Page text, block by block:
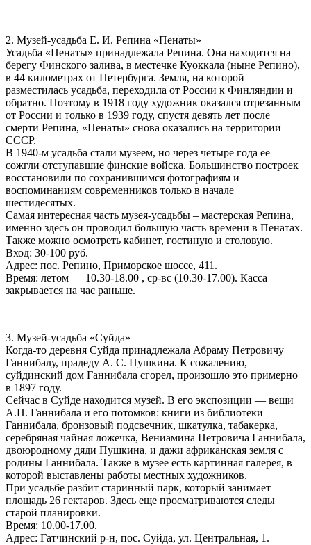
2. Музей-усадьба Е. И. Репина «Пенаты»
Усадьба «Пенаты» принадлежала Репина. Она находится на
берегу Финского залива, в местечке Куоккала (ныне Репино),
в 44 километрах от Петербурга. Земля, на которой
разместилась усадьба, переходила от России к Финляндии и
обратно. Поэтому в 1918 году художник оказался отрезанным
от России и только в 1939 году, спустя девять лет после
смерти Репина, «Пенаты» снова оказались на территории
СССР.
В 1940-м усадьба стали музеем, но через четыре года ее
сожгли отступавшие финские войска. Большинство построек
восстановили по сохранившимся фотографиям и
воспоминаниям современников только в начале
шестидесятых.
Самая интересная часть музея-усадьбы – мастерская Репина,
именно здесь он проводил большую часть времени в Пенатах.
Также можно осмотреть кабинет, гостиную и столовую.
Вход: 30-100 руб.
Адрес: пос. Репино, Приморское шоссе, 411.
Время: летом — 10.30-18.00 , ср-вс (10.30-17.00). Касса
закрывается на час раньше.
3. Музей-усадьба «Суйда»
Когда-то деревня Суйда принадлежала Абраму Петровичу
Ганнибалу, прадеду А. С. Пушкина. К сожалению,
суйдинский дом Ганнибала сгорел, произошло это примерно
в 1897 году.
Сейчас в Суйде находится музей. В его экспозиции — вещи
А.П. Ганнибала и его потомков: книги из библиотеки
Ганнибала, бронзовый подсвечник, шкатулка, табакерка,
серебряная чайная ложечка, Вениамина Петровича Ганнибала,
двоюродному дяди Пушкина, и дажи африканская земля с
родины Ганнибала. Также в музее есть картинная галерея, в
которой выставлены работы местных художников.
При усадьбе разбит старинный парк, который занимает
площадь 26 гектаров. Здесь еще просматриваются следы
старой планировки.
Время: 10.00-17.00.
Адрес: Гатчинский р-н, пос. Суйда, ул. Центральная, 1.